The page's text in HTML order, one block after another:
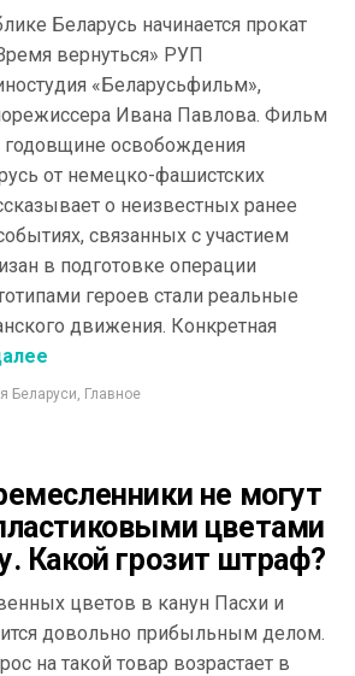
Беларусь начинается прокат
вернуться» РУП
«Беларусьфильм»,
Ивана Павлова. Фильм
годовщине освобождения
от немецко-фашистских
о неизвестных ранее
связанных с участием
в подготовке операции
героев стали реальные
движения. Конкретная
Беларуси, Главное
не могут
цветами
Какой грозит штраф?
цветов в канун Пасхи и
довольно прибыльным делом.
на такой товар возрастает в